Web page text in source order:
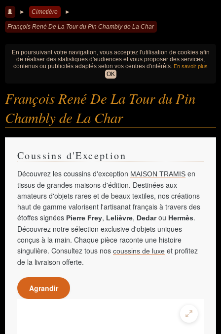
► Cimetière ►
François René De La Tour du Pin Chambly de La Char
En poursuivant votre navigation, vous acceptez l'utilisation de cookies afin
de réaliser des statistiques d'audiences et vous proposer des services,
contenus ou publicités adaptés selon vos centres d'intérêts. En savoir plus
OK
François René De La Tour du Pin
Chambly de La Char
Coussins d'Exception
Découvrez les coussins d'exception MAISON TRAMIS en
tissus de grandes maisons d'édition. Destinées aux
amateurs d'objets rares et de beaux textiles, nos créations
haut de gamme valorisent l'artisanat français à travers des
étoffes signées Pierre Frey, Lelièvre, Dedarou Hermès.
Découvrez notre sélection exclusive d'objets uniques
conçus à la main. Chaque pièce raconte une histoire
singulière. Consultez tous nos coussins de luxe et profitez
de la livraison offerte.
Agrandir